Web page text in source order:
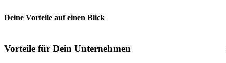
Deine Vorteile auf einen Blick
Vorteile für Dein Unternehmen